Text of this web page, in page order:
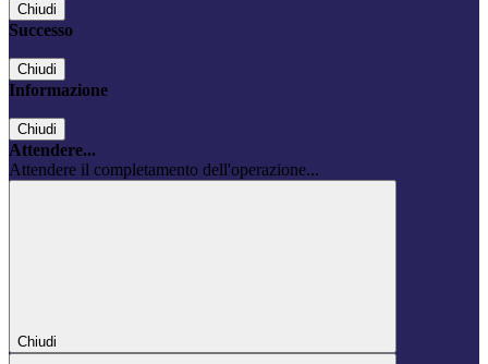
Chiudi
Successo
Chiudi
Informazione
Chiudi
Attendere...
Attendere il completamento dell'operazione...
Chiudi